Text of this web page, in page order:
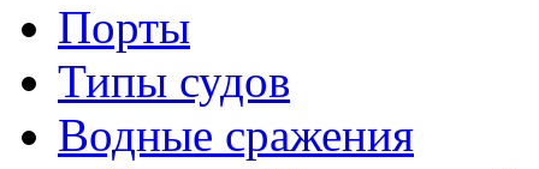
Порты
Типы судов
Водные сражения